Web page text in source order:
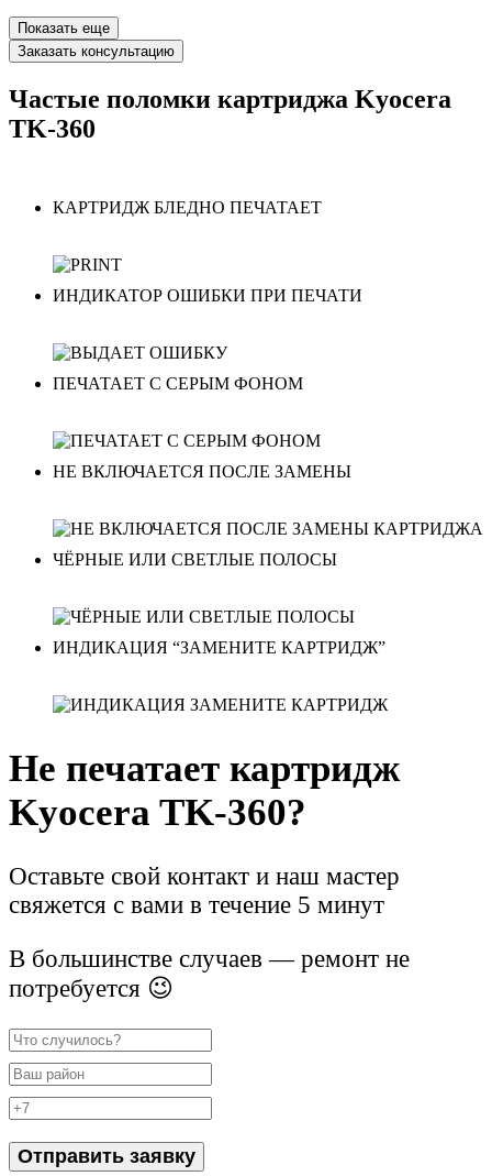
Показать еще
Заказать консультацию
Частые поломки картриджа Kyocera
TK-360
КАРТРИДЖ БЛЕДНО ПЕЧАТАЕТ
ИНДИКАТОР ОШИБКИ ПРИ ПЕЧАТИ
ПЕЧАТАЕТ С СЕРЫМ ФОНОМ
НЕ ВКЛЮЧАЕТСЯ ПОСЛЕ ЗАМЕНЫ
ЧЁРНЫЕ ИЛИ СВЕТЛЫЕ ПОЛОСЫ
ИНДИКАЦИЯ “ЗАМЕНИТЕ КАРТРИДЖ”
Не печатает картридж
Kyocera TK-360?
Оставьте свой контакт и наш мастер
свяжется с вами в течение 5 минут
В большинстве случаев — ремонт не
потребуется 😉
Отправить заявку